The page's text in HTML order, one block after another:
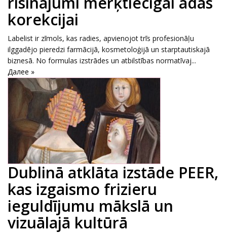
korekcijai
Labelist ir zīmols, kas radies, apvienojot trīs profesionāļu
ilggadējo pieredzi farmācijā, kosmetoloģijā un starptautiskajā
biznesā. No formulas izstrādes un atbilstības normatīvaj...
Далее »
Dublinā atklāta izstāde PEER,
kas izgaismo frizieru
ieguldījumu mākslā un
vizuālajā kultūrā